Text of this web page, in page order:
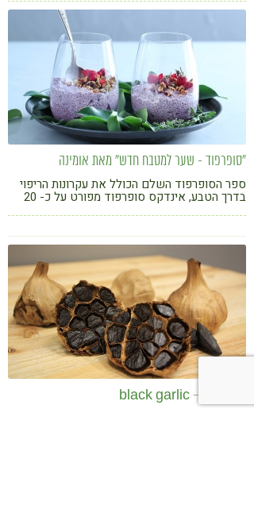
"סופרפוד - שער למטבח חדש" מאת אומינה
ספר הסופרפוד השלם הכולל את עקרונות הריפוי
בדרך הטבע, אינדקס סופרפוד מפורט על כ- 20
שהאוכל יכול לענג ולרפא אותנו גם יחד
שום שחור – black garlic